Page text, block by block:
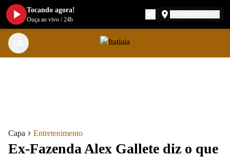
Capa Entretenimento
Ex-Fazenda Alex Gallete diz o que
Tocando agora!
Ouça ao vivo /24h